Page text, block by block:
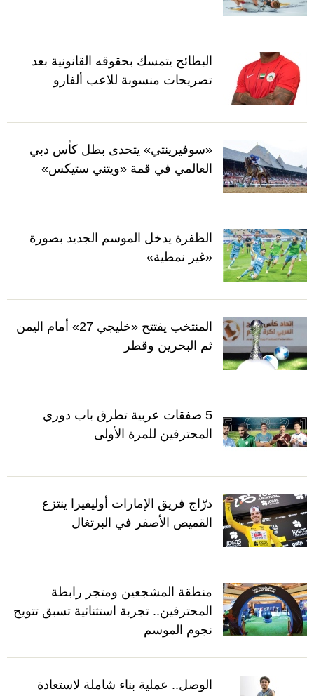
البطائح يتمسك بحقوقه القانونية بعد
تصريحات منسوبة للاعب ألفارو
«سوفيرينتي» يتحدى بطل كأس دبي
العالمي في قمة «ويتني ستيكس»
الظفرة يدخل الموسم الجديد بصورة
«غير نمطية»
المنتخب يفتتح «خليجي 27» أمام اليمن
ثم البحرين وقطر
5 صفقات عربية تطرق باب دوري
المحترفين للمرة الأولى
درّاج فريق الإمارات أوليفيرا ينتزع
القميص الأصفر في البرتغال
منطقة المشجعين ومتجر رابطة
المحترفين.. تجربة استثنائية تسبق تتويج
نجوم الموسم
الوصل.. عملية بناء شاملة لاستعادة